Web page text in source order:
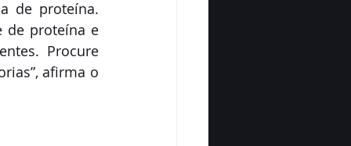
de proteína.
de proteína e
Procure
afirma o